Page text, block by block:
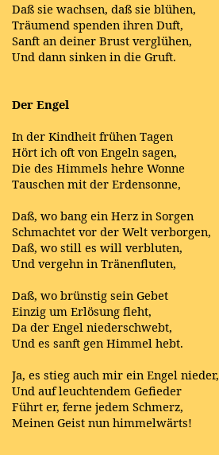
Daß sie wachsen, daß sie blühen,
Träumend spenden ihren Duft,
Sanft an deiner Brust verglühen,
Und dann sinken in die Gruft.
Der Engel
In der Kindheit frühen Tagen
Hört ich oft von Engeln sagen,
Die des Himmels hehre Wonne
Tauschen mit der Erdensonne,
Daß, wo bang ein Herz in Sorgen
Schmachtet vor der Welt verborgen,
Daß, wo still es will verbluten,
Und vergehn in Tränenfluten,
Daß, wo brünstig sein Gebet
Einzig um Erlösung fleht,
Da der Engel niederschwebt,
Und es sanft gen Himmel hebt.
Ja, es stieg auch mir ein Engel nieder,
Und auf leuchtendem Gefieder
Führt er, ferne jedem Schmerz,
Meinen Geist nun himmelwärts!